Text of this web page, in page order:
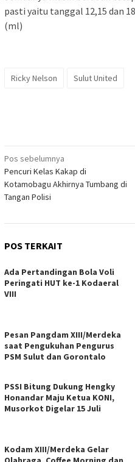
pasti yaitu tanggal 12,15 dan
(ml)
Ricky Nelson Sulut United
Navigasi
pos
Pos sebelumnya
Pencuri Kelas Kakap di
Kotamobagu Akhirnya Tumbang di
Tangan Polisi
POS TERKAIT
Ada Pertandingan Bola Voli
Peringati HUT ke-1 Kodaeral
VIII
Pesan Pangdam XIII/Merdeka
saat Pengukuhan Pengurus
PSM Sulut dan Gorontalo
PSSI Bitung Dukung Hengky
Honandar Maju Ketua KONI,
Musorkot Digelar 15 Juli
Kodam XIII/Merdeka Gelar